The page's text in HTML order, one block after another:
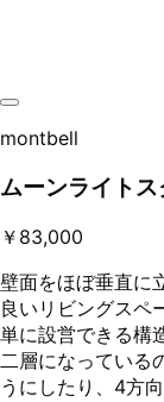
montbell
ムーンライト
￥83,000
壁面をほぼ垂直に
良いリビングスペ
単に設営できる構
二層になっている
うにしたり、4方